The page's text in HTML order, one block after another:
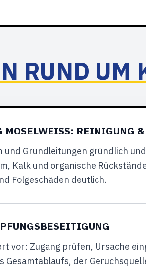
RUND
REINIGUNG &
und Grundleitungen gründlich
Kalk und organische
Folgeschäden deutlich.
vor: Zugang prüfen, Ursache
Gesamtablaufs, der